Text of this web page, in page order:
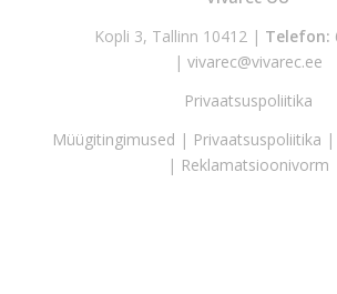
Kopli 3, Tallinn 10412 | Telefon:
| vivarec@vivarec.ee
Privaatsuspoliitika
Müügitingimused | Privaatsuspoliitika |
| Reklamatsioonivorm